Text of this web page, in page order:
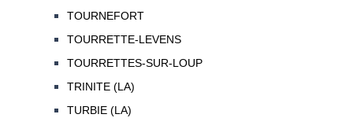
TOURNEFORT
TOURRETTE-LEVENS
TOURRETTES-SUR-LOUP
TRINITE (LA)
TURBIE (LA)